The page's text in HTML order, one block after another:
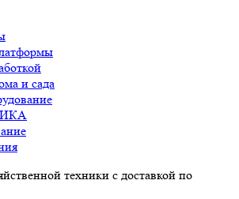
и сада
техники с доставкой по